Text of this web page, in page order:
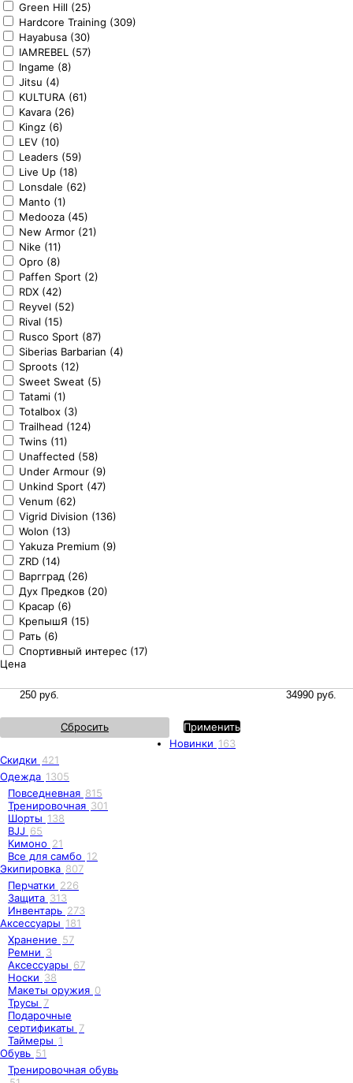
Green Hill (25)
Hardcore Training (309)
Hayabusa (30)
IAMREBEL (57)
Ingame (8)
Jitsu (4)
KULTURA (61)
Kavara (26)
Kingz (6)
LEV (10)
Leaders (59)
Live Up (18)
Lonsdale (62)
Manto (1)
Medooza (45)
New Armor (21)
Nike (11)
Opro (8)
Paffen Sport (2)
RDX (42)
Reyvel (52)
Rival (15)
Rusco Sport (87)
Siberias Barbarian (4)
Sproots (12)
Sweet Sweat (5)
Tatami (1)
Totalbox (3)
Trailhead (124)
Twins (11)
Unaffected (58)
Under Armour (9)
Unkind Sport (47)
Venum (62)
Vigrid Division (136)
Wolon (13)
Yakuza Premium (9)
ZRD (14)
Варгград (26)
Дух Предков (20)
Красар (6)
КрепышЯ (15)
Рать (6)
Спортивный интерес (17)
Цена
Сбросить
Применить
Новинки 163
Скидки 421
Одежда 1305
Повседневная 815
Тренировочная 301
Шорты 138
BJJ 65
Кимоно 21
Все для самбо 12
Экипировка 807
Перчатки 226
Защита 313
Инвентарь 273
Аксессуары 181
Хранение 57
Ремни 3
Аксессуары 67
Носки 38
Макеты оружия 0
Трусы 7
Подарочные
сертификаты 7
Таймеры 1
Обувь 51
Тренировочная обувь